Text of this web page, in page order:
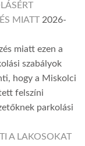
MIATT 2026-
miatt ezen a
szabályok
hogy a Miskolci
felszíni
parkolási
A LAKOSOKAT